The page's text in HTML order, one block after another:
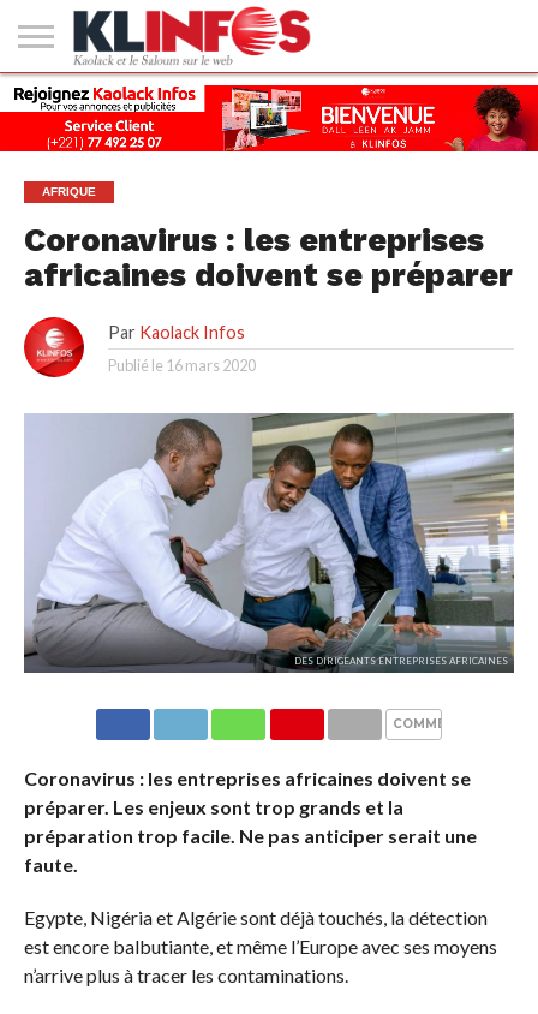
#2
(PAS
DE
TITRE)
KAOLACK
POLITIQUE
ECONOMIE
SOCIÉTÉ
CULTURE
PEOPLE
SPORT
SANTÉ
AFRIQUE
INTERNATIONAL
EMPLOI &
FORMATION
AFRIQUE
Coronavirus : les entreprises
africaines doivent se préparer
Par Kaolack Infos
Publié le 16 mars 2020
DES DIRIGEANTS ENTREPRISES AFRICAINES
COMMENTAIRES
Coronavirus : les entreprises africaines doivent se
préparer. Les enjeux sont trop grands et la
préparation trop facile. Ne pas anticiper serait une
faute.
Egypte, Nigéria et Algérie sont déjà touchés, la détection
est encore balbutiante, et même l’Europe avec ses moyens
n’arrive plus à tracer les contaminations.